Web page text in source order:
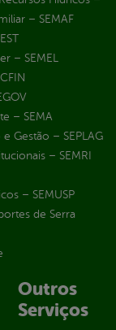
– SEMAF
– SEMEL
– SEMA
Gestão – SEPLAG
– SEMRI
– SEMUSP
de Serra
Outros
Serviços